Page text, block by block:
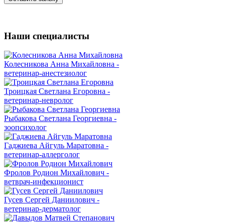
Наши специалисты
Колесникова Анна Михайловна -
ветеринар-анестезиолог
Троицкая Светлана Егоровна -
ветеринар-невролог
Рыбакова Светлана Георгиевна -
зоопсихолог
Гаджиева Айгуль Маратовна -
ветеринар-аллерголог
Фролов Родион Михайлович -
ветврач-инфекционист
Гусев Сергей Даниилович -
ветеринар-дерматолог